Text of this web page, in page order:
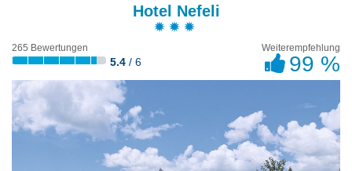
Hotel Nefeli
265 Bewertungen
5.4 / 6
Weiterempfehlung
99 %